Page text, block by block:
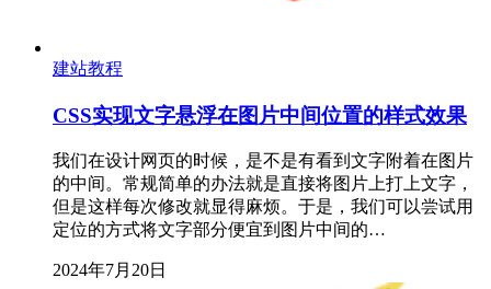
建站教程
CSS实现文字悬浮在图片中间位置的样式效果
我们在设计网页的时候，是不是有看到文字附着在图片
的中间。常规简单的办法就是直接将图片上打上文字，
但是这样每次修改就显得麻烦。于是，我们可以尝试用
定位的方式将文字部分便宜到图片中间的…
2024年7月20日